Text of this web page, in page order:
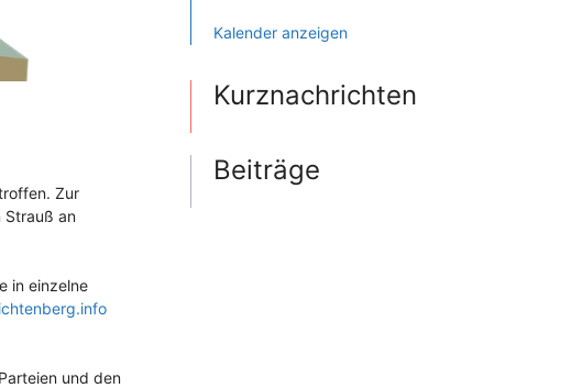
Zur
Strauß an
in einzelne
und den
Kalender anzeigen
Kurznachrichten
Beiträge